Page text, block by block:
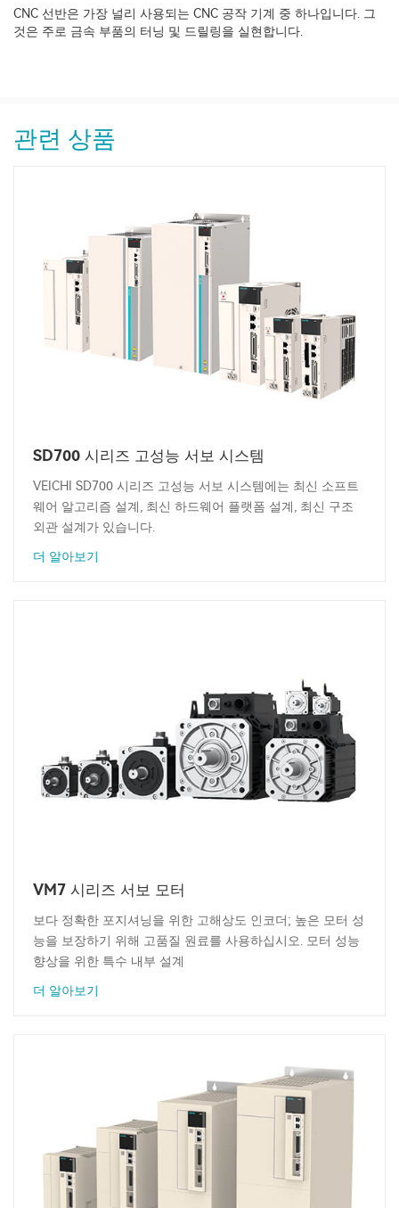
CNC 선반은 가장 널리 사용되는 CNC 공작 기계 중 하나입니다. 그
것은 주로 금속 부품의 터닝 및 드릴링을 실현합니다.
관련 상품
SD700 시리즈 고성능 서보 시스템
VEICHI SD700 시리즈 고성능 서보 시스템에는 최신 소프트
웨어 알고리즘 설계, 최신 하드웨어 플랫폼 설계, 최신 구조
외관 설계가 있습니다.
더 알아보기
VM7 시리즈 서보 모터
보다 정확한 포지셔닝을 위한 고해상도 인코더; 높은 모터 성
능을 보장하기 위해 고품질 원료를 사용하십시오. 모터 성능
향상을 위한 특수 내부 설계
더 알아보기